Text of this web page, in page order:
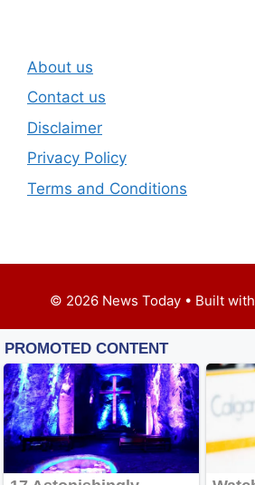
About us
Contact us
Disclaimer
Privacy Policy
Terms and Conditions
© 2026 News Today • Built with